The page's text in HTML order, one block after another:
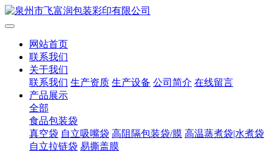
网站首页
联系我们
关于我们
联系我们 生产资质 生产设备 公司简介 在线留言
产品展示
全部
食品包装袋
真空袋 自立吸嘴袋 高阻隔包装袋/膜 高温蒸煮袋|水煮袋
自立拉链袋 易撕盖膜